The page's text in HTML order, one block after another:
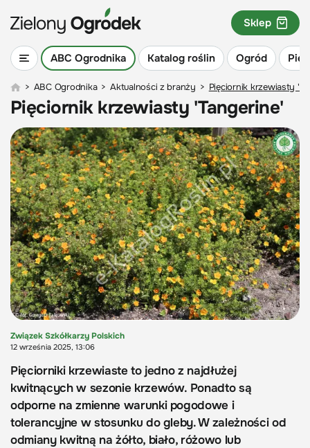
ABC Ogrodnika Katalog roślin Ogród
Sklep
> ABC Ogrodnika > Aktualności z branży > Pięciornik krzewiasty
Pięciornik krzewiasty 'Tangerine'
Związek Szkółkarzy Polskich
12 września 2025, 13:06
Pięciorniki krzewiaste to jedno z najdłużej
kwitnących w sezonie krzewów. Ponadto są
odporne na zmienne warunki pogodowe i
tolerancyjne w stosunku do gleby. W zależności od
odmiany kwitną na żółto, biało, różowo lub